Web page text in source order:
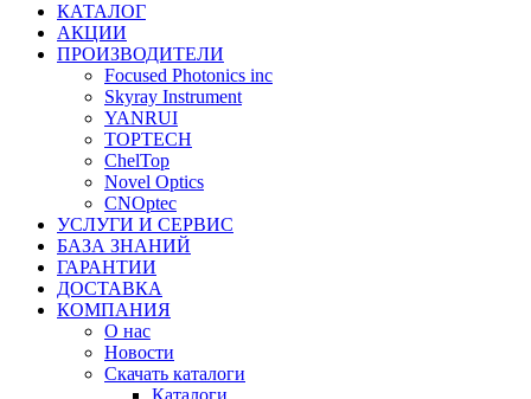
КАТАЛОГ
АКЦИИ
ПРОИЗВОДИТЕЛИ
Focused Photonics inc
Skyray Instrument
YANRUI
TOPTECH
ChelTop
Novel Optics
CNOptec
УСЛУГИ И СЕРВИС
БАЗА ЗНАНИЙ
ГАРАНТИИ
ДОСТАВКА
КОМПАНИЯ
О нас
Новости
Скачать каталоги
Каталоги